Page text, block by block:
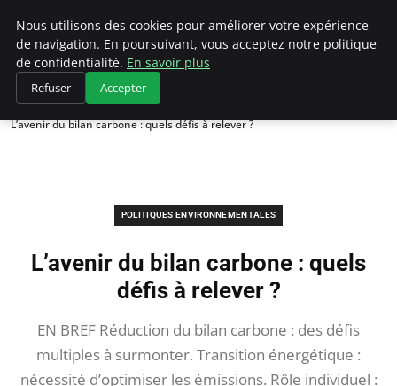
Climategatecountryclub.com
Accueil
Politiques environnementales
L’avenir du bilan carbone : quels défis à relever ?
POLITIQUES ENVIRONNEMENTALES
L’avenir du bilan carbone : quels
défis à relever ?
EN BREF Réduction du bilan carbone : des défis
multiples à surmonter. Transition énergétique :
nécessité d’optimiser les émissions. Rôle individuel :
Nous utilisons des cookies pour améliorer votre expérience
de navigation. En poursuivant, vous acceptez notre politique
de confidentialité. En savoir plus
Refuser Accepter